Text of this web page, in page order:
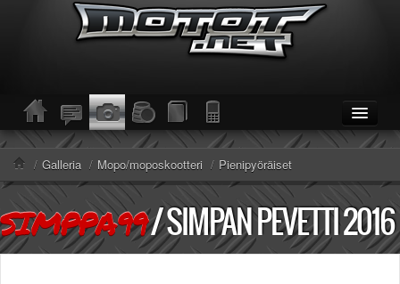
ETUSIVU
Moottoripyörät
Kevytmoottoripyörät
Mopot
Enduro/MX
KESKUSTELU
Haku
/ Galleria / Mopo/moposkootteri / Pienipyöräiset
SIMPPA99/SIMPAN PEVETTI 2016